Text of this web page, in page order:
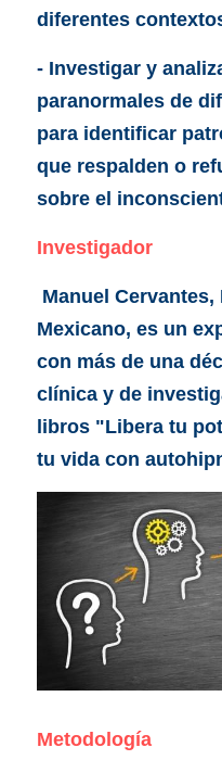
diferentes
- Investigar y
paranormales de
para identificar
que respalden o
sobre el
Investigador
Mexicano, es un
con más de una
clínica y de
libros "Libera tu
tu vida con
Metodología